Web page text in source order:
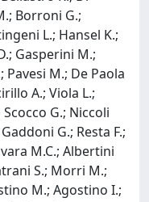
Borroni G.;
L.; Hansel K.;
Gasperini M.;
Pavesi M.; De Paola
A.; Viola L.;
G.; Niccoli
G.; Resta F.;
M.C.; Albertini
S.; Morri M.;
M.; Agostino I.;